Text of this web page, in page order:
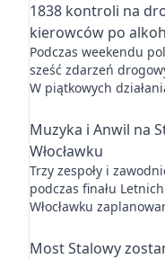
1838 kontroli na
kierowców po
Podczas weekendu
sześć zdarzeń
W piątkowych
Muzyka i Anwil na
Włocławku
Trzy zespoły i
podczas finału
Włocławku
Most Stalowy